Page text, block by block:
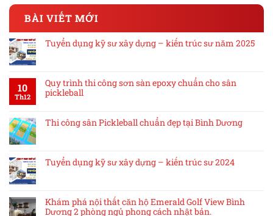
BÀI VIẾT MỚI
Tuyển dụng kỹ sư xây dựng – kiến trúc sư năm 2025
10
Th12
Quy trình thi công sơn sàn epoxy chuẩn cho sân
pickleball
Thi công sân Pickleball chuẩn đẹp tại Bình Dương
Tuyển dụng kỹ sư xây dựng – kiến trúc sư 2024
Khám phá nội thất căn hộ Emerald Golf View Bình
Dương 2 phòng ngủ phong cách nhật bản.